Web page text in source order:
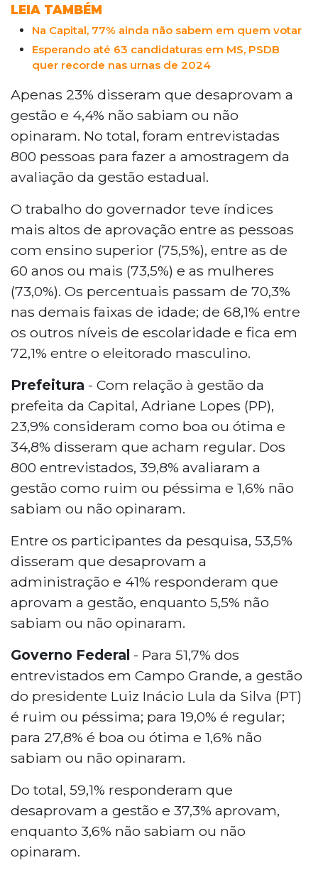
LEIA TAMBÉM
Na Capital, 77% ainda não sabem em quem votar
Esperando até 63 candidaturas em MS, PSDB
quer recorde nas urnas de 2024
Apenas 23% disseram que desaprovam a
gestão e 4,4% não sabiam ou não
opinaram. No total, foram entrevistadas
800 pessoas para fazer a amostragem da
avaliação da gestão estadual.
O trabalho do governador teve índices
mais altos de aprovação entre as pessoas
com ensino superior (75,5%), entre as de
60 anos ou mais (73,5%) e as mulheres
(73,0%). Os percentuais passam de 70,3%
nas demais faixas de idade; de 68,1% entre
os outros níveis de escolaridade e fica em
72,1% entre o eleitorado masculino.
Prefeitura - Com relação à gestão da
prefeita da Capital, Adriane Lopes (PP),
23,9% consideram como boa ou ótima e
34,8% disseram que acham regular. Dos
800 entrevistados, 39,8% avaliaram a
gestão como ruim ou péssima e 1,6% não
sabiam ou não opinaram.
Entre os participantes da pesquisa, 53,5%
disseram que desaprovam a
administração e 41% responderam que
aprovam a gestão, enquanto 5,5% não
sabiam ou não opinaram.
Governo Federal - Para 51,7% dos
entrevistados em Campo Grande, a gestão
do presidente Luiz Inácio Lula da Silva (PT)
é ruim ou péssima; para 19,0% é regular;
para 27,8% é boa ou ótima e 1,6% não
sabiam ou não opinaram.
Do total, 59,1% responderam que
desaprovam a gestão e 37,3% aprovam,
enquanto 3,6% não sabiam ou não
opinaram.